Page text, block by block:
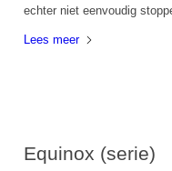
echter niet eenvoudig
Lees meer
Equinox (serie)